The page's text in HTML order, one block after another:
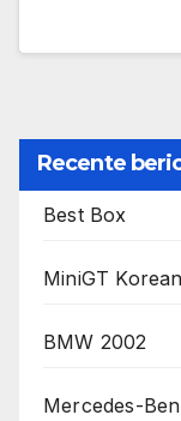
Recente
Best Box
MiniGT
BMW 2002
Mercedes-